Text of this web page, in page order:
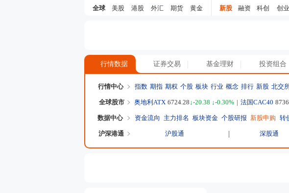
全球
美股 港股 外汇 期货 黄金
新股
融资 科创 创
行情数据 证券交易 基金理财 投资组合
行情中心 指数 期指 期权 个股 板块 行业 概念 排行 新股 北交
全球股市 奥地利ATX 6724.28↓-20.38 ↓-0.30% | 法国CAC40
数据中心 资金流向 主力排名 板块资金 个股研报 新股申购 转
沪深港通 沪股通 深股通